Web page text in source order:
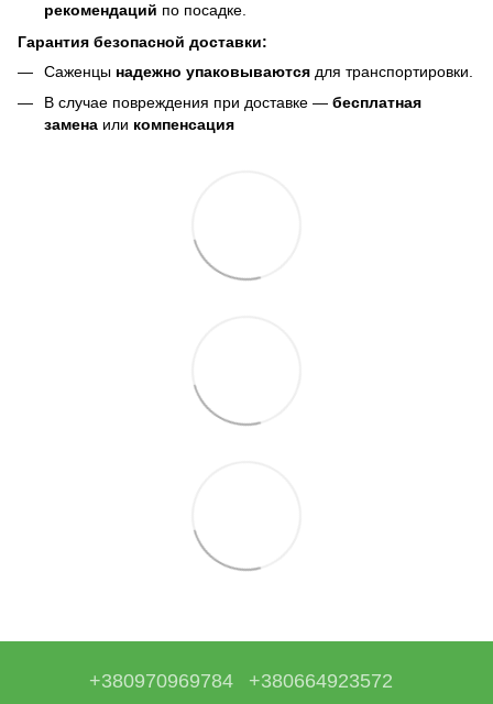
рекомендаций по посадке.
Гарантия безопасной доставки:
Саженцы надежно упаковываются для транспортировки.
В случае повреждения при доставке — бесплатная
замена или компенсация
+380970969784
+380664923572